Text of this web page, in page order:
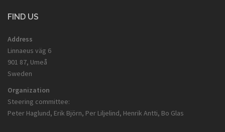
FIND US
Address
Linnaeus väg 6
901 87, Umeå
Sweden
Organization
Steering committee:
Peter Haglund, Erik Björn, Per Liljelind, Henrik Antti, Bo Glas